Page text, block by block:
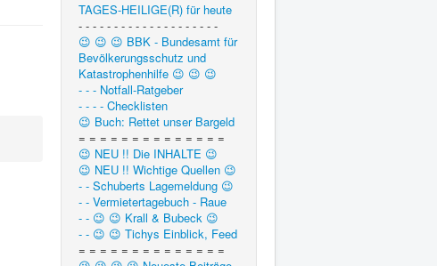
TAGES-HEILIGE(R) für heute
- - - - - - - - - - - - - - - - - - - -
😉 😉 😉 BBK - Bundesamt für
Bevölkerungsschutz und
Katastrophenhilfe 😉 😉 😉
- - - Notfall-Ratgeber
- - - - Checklisten
😉 Buch: Rettet unser Bargeld
= = = = = = = = = = = = = =
😉 NEU !! Die INHALTE 😉
😉 NEU !! Wichtige Quellen 😉
- - Schuberts Lagemeldung 😉
- - Vermietertagebuch - Raue
- - 😉 😉 Krall & Bubeck 😉
- - 😉 😉 Tichys Einblick, Feed
= = = = = = = = = = = = = =